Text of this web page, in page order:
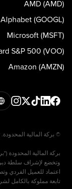
AMD (AMD)
Alphabet (GOOGL)
Microsoft (MSFT)
S&P 500 (VOO)
Amazon (AMZN)
اعتماد للعميل الفردي